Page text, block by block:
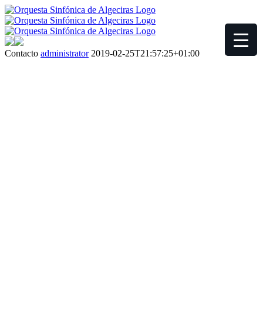
Contacto administrator 2019-02-25T21:57:25+01:00